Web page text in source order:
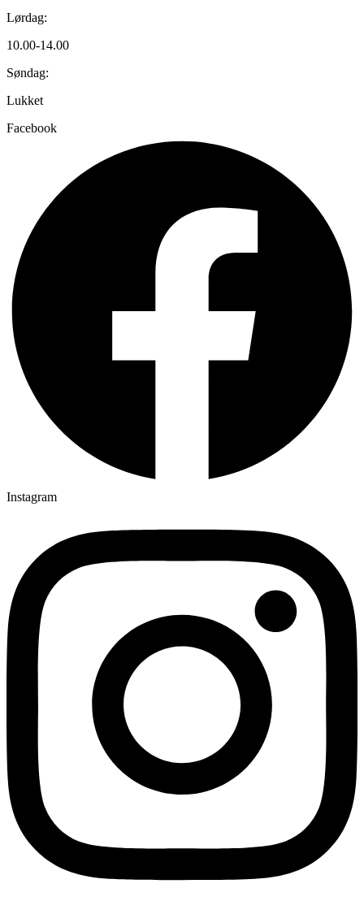
Lørdag:
10.00-14.00
Søndag:
Lukket
Facebook
Instagram